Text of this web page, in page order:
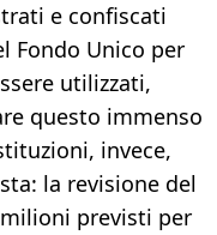
e confiscati
Fondo Unico per
utilizzati,
questo immenso
invece,
la revisione del
previsti per